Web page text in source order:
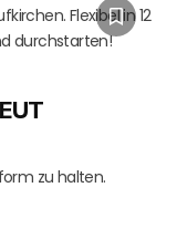
zu halten.